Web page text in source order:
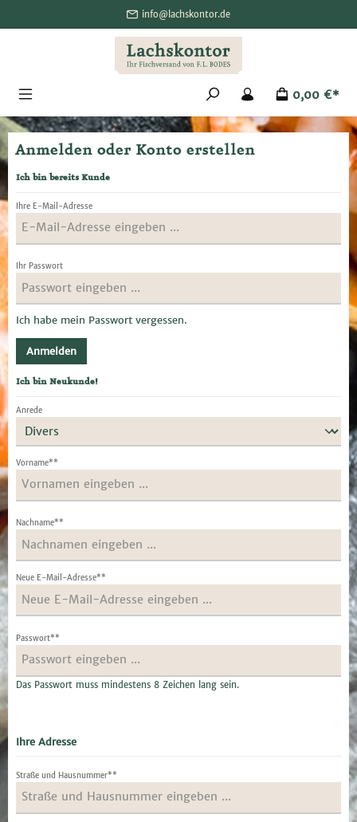
info@lachskontor.de
0,00 €*
Anmelden oder Konto erstellen
Ich bin bereits Kunde
Ihre E-Mail-Adresse
Ihr Passwort
Ich habe mein Passwort vergessen.
Anmelden
Ich bin Neukunde!
Persönliche Informationen
Anrede
Vorname**
Nachname**
Neue E-Mail-Adresse**
Passwort**
Das Passwort muss mindestens 8 Zeichen lang sein.
Ihre Adresse
Straße und Hausnummer**